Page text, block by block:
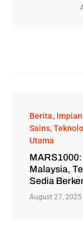
Berita
Sains,
Utama
Malaysia,
Sedia
August 27, 2025